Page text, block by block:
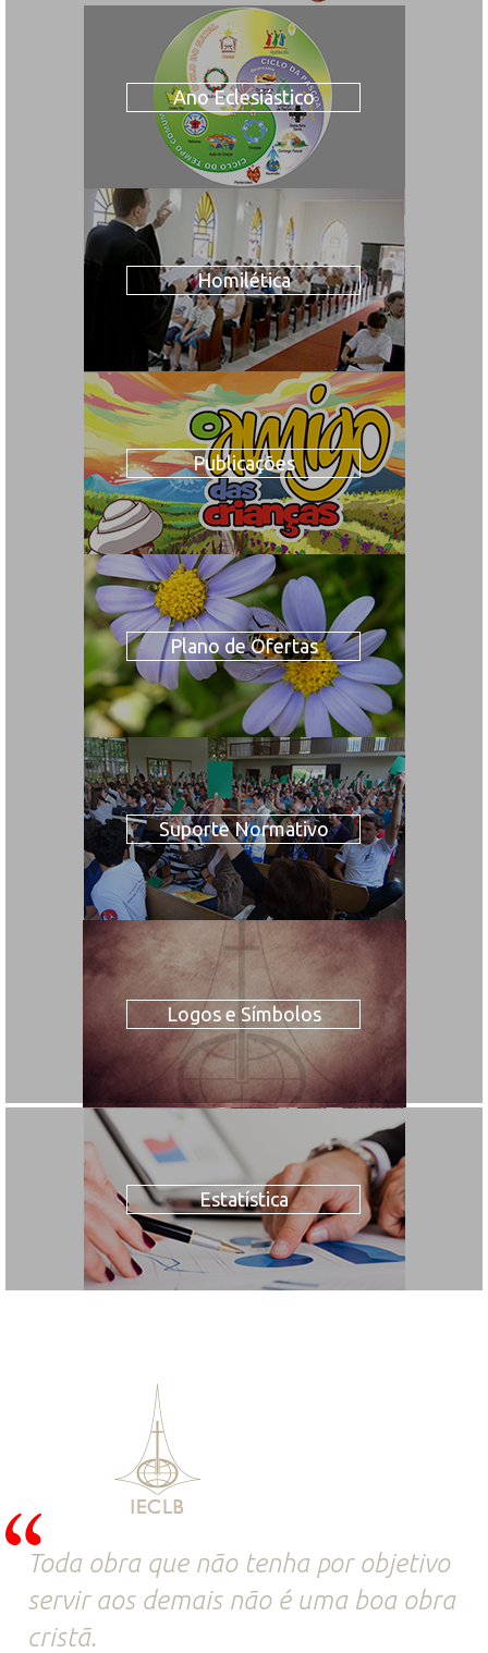
Ano Eclesiástico
Homilética
Publicações
Plano de Ofertas
Suporte Normativo
Logos e Símbolos
Estatística
Toda obra que não tenha por objetivo
servir aos demais não é uma boa obra
cristã.